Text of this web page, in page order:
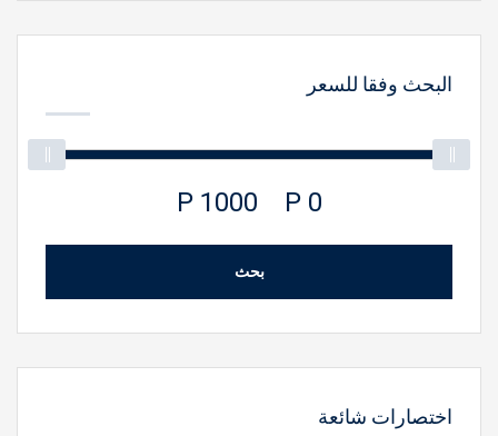
البحث وفقا للسعر
0 P
1000 P
بحث
اختصارات شائعة